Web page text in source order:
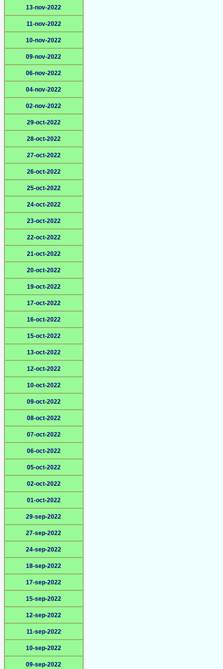
13-nov-2022
11-nov-2022
10-nov-2022
09-nov-2022
06-nov-2022
04-nov-2022
02-nov-2022
29-oct-2022
28-oct-2022
27-oct-2022
26-oct-2022
25-oct-2022
24-oct-2022
23-oct-2022
22-oct-2022
21-oct-2022
20-oct-2022
19-oct-2022
17-oct-2022
16-oct-2022
15-oct-2022
13-oct-2022
12-oct-2022
10-oct-2022
09-oct-2022
08-oct-2022
07-oct-2022
06-oct-2022
05-oct-2022
02-oct-2022
01-oct-2022
29-sep-2022
27-sep-2022
24-sep-2022
18-sep-2022
17-sep-2022
15-sep-2022
12-sep-2022
11-sep-2022
10-sep-2022
09-sep-2022